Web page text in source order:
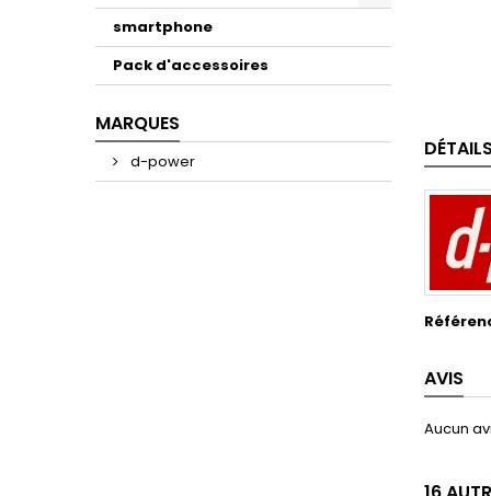
smartphone
Pack d'accessoires
MARQUES
d-power
AVIS
Aucun